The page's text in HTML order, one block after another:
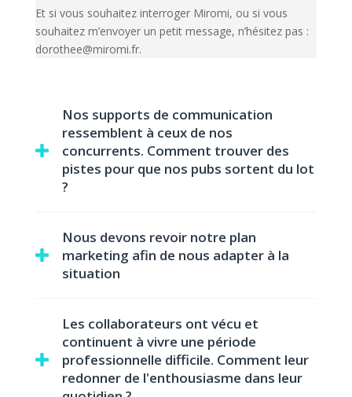
Et si vous souhaitez interroger Miromi, ou si vous
souhaitez m’envoyer un petit message, n’hésitez pas :
dorothee@miromi.fr.
Nos supports de communication
ressemblent à ceux de nos
concurrents. Comment trouver des
pistes pour que nos pubs sortent du lot
?
Nous devons revoir notre plan
marketing afin de nous adapter à la
situation
n’est pour autant pas totalement obsolète. Il est
pertinent d’en réévaluer certains points, pas forcément
ceux que vous imaginez.
Les collaborateurs ont vécu et
continuent à vivre une période
professionnelle difficile. Comment leur
redonner de l'enthousiasme dans leur